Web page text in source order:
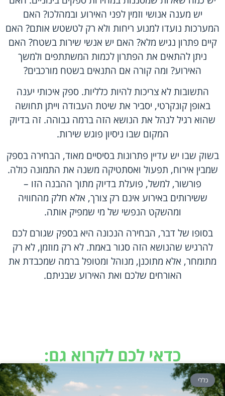
יש מענה אנושי וזמין לפני האירוע ובמהלכו? האם
המערכות נועדו למנוע ריחות ולא רק לטשטש אותם? האם
קיים פתרון נגיש מלא? האם יש אנשי שירות בשטח? האם
ניתן להתאים את הפתרון לכמות המשתתפים ולמשך
האירוע? ומה קורה אם התנאים בשטח מורכבים?
התשובות לא צריכות להיות כלליות. ספק איכותי יענה
באופן קונקרטי, יסביר את שיטת העבודה וייתן תחושה
שהוא רגיל לנהל את הנושא הזה ברמה גבוהה. זה בדיוק
המקום שבו ניסיון פוגש שירות.
בשוק שבו יש עדיין פתרונות בסיסיים מאוד, הבחירה בספק
שמבין אירוח, תפעול ואסתטיקה משנה את התמונה כולה.
פורשור, למשל, פועלת בדיוק מתוך ההבנה הזו –
ששירותים באירוע אינם רק צורך, אלא חלק מהחוויה
ומהשקט הנפשי של מי שמפיק אותה.
בסופו של דבר, הבחירה הנכונה היא בספק שגורם לכם
להרגיש שהנושא הזה סגור באמת. לא רק מוזמן, לא רק
מתומחר, אלא מתוכנן, מנוהל ומטופל ברמה שמכבדת את
האורחים שלכם ואת האירוע שבניתם.
כדאי לכם לקרוא גם:
כללי